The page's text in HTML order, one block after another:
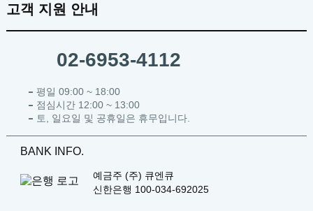
고객 지원 안내
02-6953-4112
평일 09:00 ~ 18:00
점심시간 12:00 ~ 13:00
토, 일요일 및 공휴일은 휴무입니다.
BANK INFO.
예금주 (주) 큐엔큐
신한은행 100-034-692025